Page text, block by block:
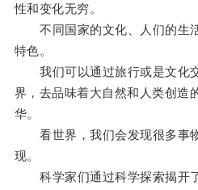
性和变化无穷。
不同国家的文化、人们的生
特色。
我们可以通过旅行或是文化
界，去品味着大自然和人类创造
华。
看世界，我们会发现很多事
现。
科学家们通过科学探索揭开